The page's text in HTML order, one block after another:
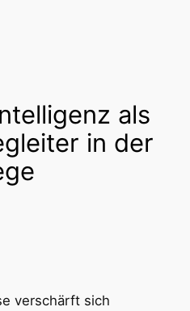
als
in der
verschärft sich